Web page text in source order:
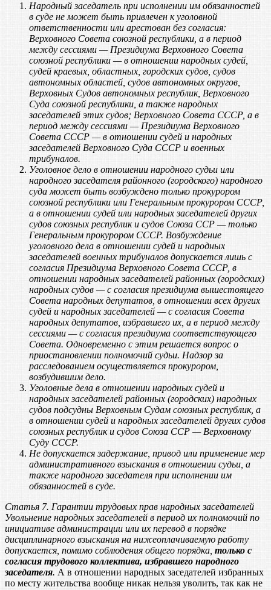
Народный заседатель при исполнении им обязанностей
в суде не может быть привлечен к уголовной
ответственности или арестован без согласия:
Верховного Совета союзной республики, а в период
между сессиями — Президиума Верховного Совета
союзной республики — в отношении народных судей,
судей краевых, областных, городских судов, судов
автономных областей, судов автономных округов,
Верховных Судов автономных республик, Верховного
Суда союзной республики, а также народных
заседателей этих судов; Верховного Совета СССР, а в
период между сессиями — Президиума Верховного
Совета СССР — в отношении судей и народных
заседателей Верховного Суда СССР и военных
трибуналов.
Уголовное дело в отношении народного судьи или
народного заседателя районного (городского) народного
суда может быть возбуждено только прокурором
союзной республики или Генеральным прокурором СССР,
а в отношении судей или народных заседателей других
судов союзных республик и судов Союза ССР — только
Генеральным прокурором СССР. Возбуждение
уголовного дела в отношении судей и народных
заседателей военных трибуналов допускается лишь с
согласия Президиума Верховного Совета СССР, в
отношении народных заседателей районных (городских)
народных судов — с согласия президиума вышестоящего
Совета народных депутатов, в отношении всех других
судей и народных заседателей — с согласия Совета
народных депутатов, избравшего их, а в период между
сессиями — с согласия президиума соответствующего
Совета. Одновременно с этим решается вопрос о
приостановлении полномочий судьи. Надзор за
расследованием осуществляется прокурором,
возбудившим дело.
Уголовные дела в отношении народных судей и
народных заседателей районных (городских) народных
судов подсудны Верховным Судам союзных республик, а
в отношении судей и народных заседателей других судов
союзных республик и судов Союза ССР — Верховному
Суду СССР.
Не допускается задержание, привод или применение мер
административного взыскания в отношении судьи, а
также народного заседателя при исполнении им
обязанностей в суде.
Статья 7. Гарантии трудовых прав народных заседателей
Увольнение народных заседателей в период их полномочий по
инициативе администрации или их перевод в порядке
дисциплинарного взыскания на нижеоплачиваемую работу
допускается, помимо соблюдения общего порядка, только с
согласия трудового коллектива, избравшего народного
заседателя. А в отношении народных заседателей избранных
по месту жительства вообще никак нельзя уволить, так как не